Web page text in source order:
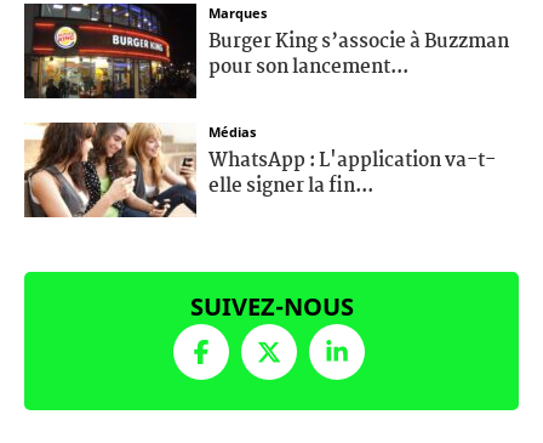
Marques
Burger King s’associe à Buzzman
pour son lancement...
Médias
WhatsApp : L'application va-t-
elle signer la fin...
SUIVEZ-NOUS